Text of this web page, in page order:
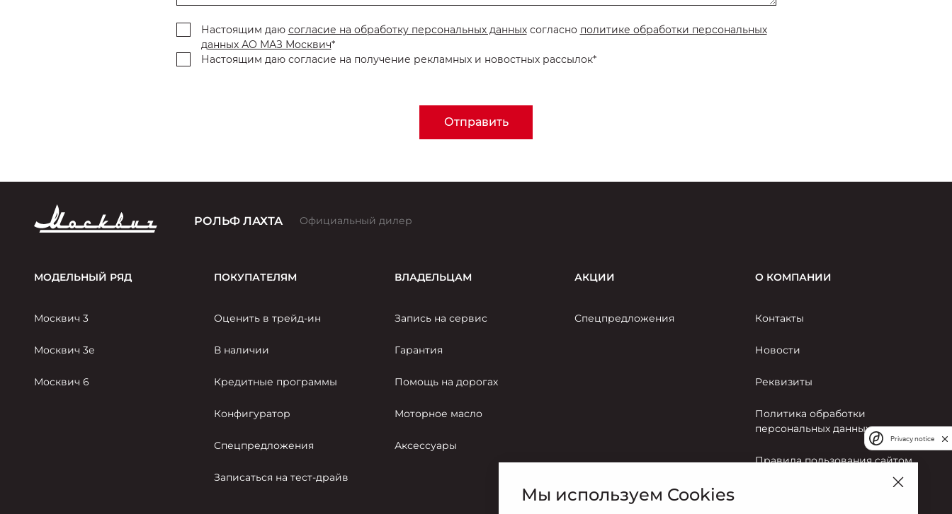
Настоящим даю согласие на обработку персональных данныхсогласно политике обработки персональных
данных АО МАЗ Москвич*
Настоящим даю согласие на получение рекламных и новостных рассылок*
Отправить
РОЛЬФ ЛАХТА Официальный дилер
МОДЕЛЬНЫЙ РЯД
Москвич 3
Москвич 3е
Москвич 6
ПОКУПАТЕЛЯМ
Оценить в трейд-ин
В наличии
Кредитные программы
Конфигуратор
Спецпредложения
Записаться на тест-драйв
ВЛАДЕЛЬЦАМ
Запись на сервис
Гарантия
Помощь на дорогах
Моторное масло
Аксессуары
АКЦИИ
Спецпредложения
О КОМПАНИИ
Контакты
Новости
Реквизиты
Политика обработки
персональных данных
Правила пользования сайтом
Мы используем Cookies
Privacy notice